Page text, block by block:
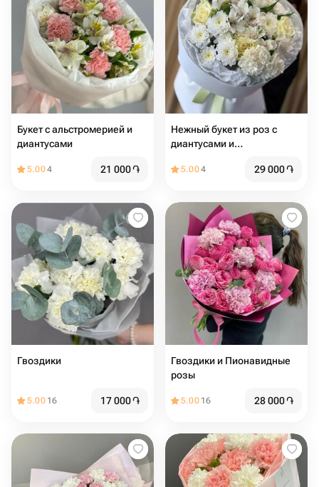
Букет с альстромерией и
диантусами
5.004 21 000֏
Нежный букет из роз с
диантусами и
5.004 29 000֏
Гвоздики
5.00 16 17 000֏
Гвоздики и Пионавидные
розы
5.00 16 28 000֏